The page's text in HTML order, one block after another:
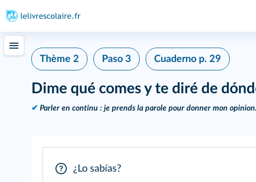
Thème 2 Paso 3 Cuaderno p. 29
Dime qué comes y te diré de
✔ Parler en continu : je prends la parole pour donner mon opinion.
¿Lo sabías?